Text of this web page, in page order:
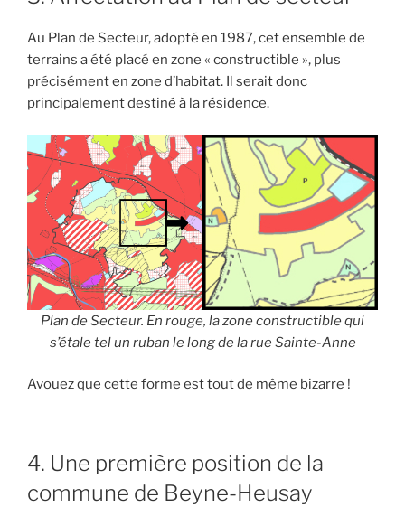
Au Plan de Secteur, adopté en 1987, cet ensemble de
terrains a été placé en zone « constructible », plus
précisément en zone d’habitat. Il serait donc
principalement destiné à la résidence.
Plan de Secteur. En rouge, la zone constructible qui
s’étale tel un ruban le long de la rue Sainte-Anne
Avouez que cette forme est tout de même bizarre !
4. Une première position de la
commune de Beyne-Heusay